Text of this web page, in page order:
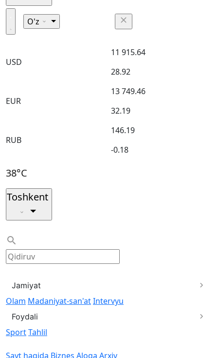
O'z
USD
11 915.64
28.92
EUR
13 749.46
32.19
RUB
146.19
-0.18
38°C
Toshkent
Jamiyat
Olam Madaniyat-san'atIntervyu
Foydali
SportTahlil
Sayt haqida Biznes Aloqa Arxiv